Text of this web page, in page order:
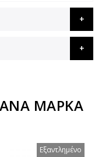
ΑΝΆ ΜΆΡΚΑ
Εξαντλημένο